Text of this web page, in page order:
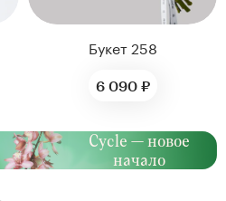
Букет 258
6 090 ₽
Cycle — новое
начало